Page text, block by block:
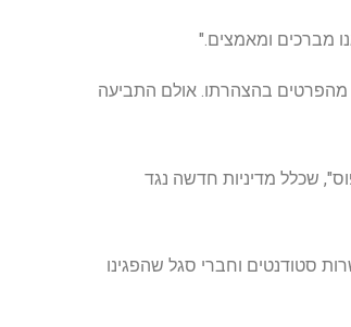
מברכים ומאמצים."
מהפרטים בהצהרתו. אולם התביעה
שכלל מדיניות חדשה נגד
סטודנטים וחברי סגל שהפגינו